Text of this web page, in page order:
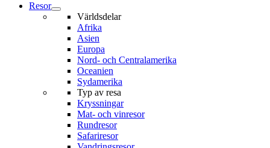
Resor
Världsdelar
Afrika
Asien
Europa
Nord- och Centralamerika
Oceanien
Sydamerika
Typ av resa
Kryssningar
Mat- och vinresor
Rundresor
Safariresor